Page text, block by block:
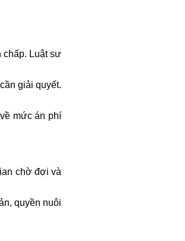
chấp. Luật sư
giải quyết.
mức án phí
chờ đợi và
quyền nuôi